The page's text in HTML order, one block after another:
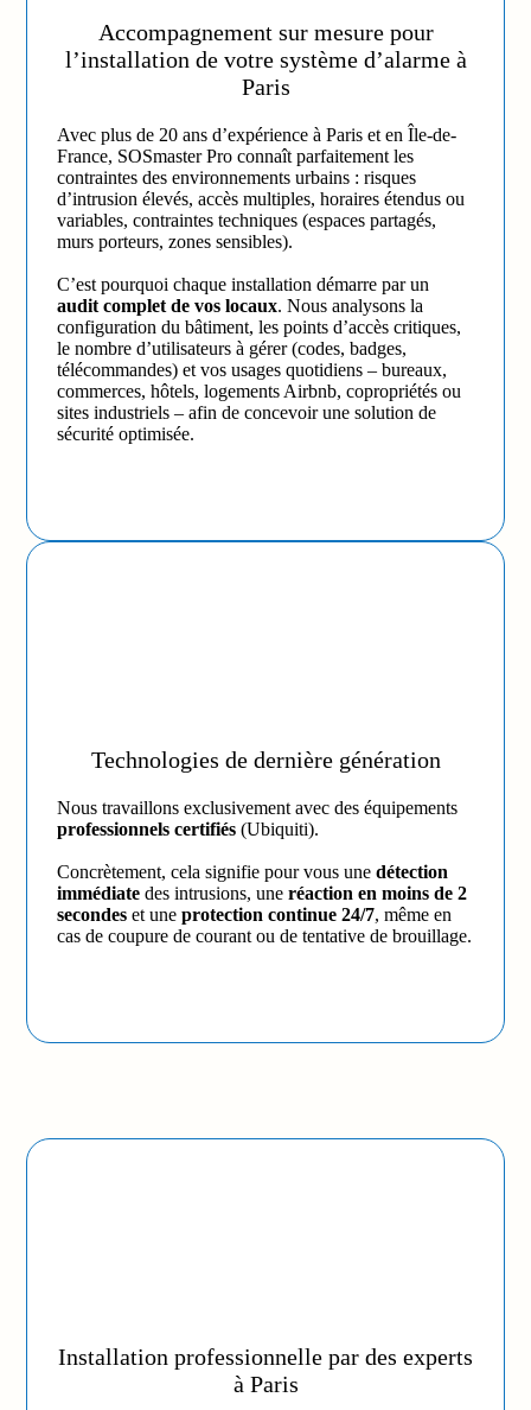
Accompagnement sur mesure pour
l’installation de votre système d’alarme à
Paris
Avec plus de 20 ans d’expérience à Paris et en Île-de-
France, SOSmaster Pro connaît parfaitement les
contraintes des environnements urbains : risques
d’intrusion élevés, accès multiples, horaires étendus ou
variables, contraintes techniques (espaces partagés,
murs porteurs, zones sensibles).
C’est pourquoi chaque installation démarre par un
audit complet de vos locaux. Nous analysons la
configuration du bâtiment, les points d’accès critiques,
le nombre d’utilisateurs à gérer (codes, badges,
télécommandes) et vos usages quotidiens – bureaux,
commerces, hôtels, logements Airbnb, copropriétés ou
sites industriels – afin de concevoir une solution de
sécurité optimisée.
Technologies de dernière génération
Nous travaillons exclusivement avec des équipements
professionnels certifiés (Ubiquiti).
Concrètement, cela signifie pour vous unedétection
immédiate des intrusions, uneréaction en moins de 2
secondes et uneprotection continue 24/7, même en
cas de coupure de courant ou de tentative de brouillage.
Installation professionnelle par des experts
à Paris